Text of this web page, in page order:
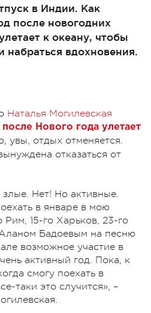
в Индии. Как
после новогодних
к океану, чтобы
набраться вдохновения.
Наталья Могилевская
после Нового года улетает
увы, отдых отменяется.
отказаться от
Нет! Но активные.
в январе в мою
15-го Харьков, 23-го
Бадоевым на песню
возможное участие в
активный год. Пока, к
смогу поехать в
таки это случится», –